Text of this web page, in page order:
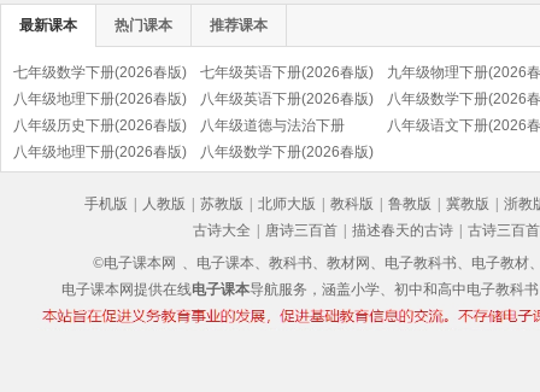
最新课本 热门课本 推荐课本
七年级数学下册(2026春版) 七年级英语下册(2026春版)
九年级物理下册(2026
八年级地理下册(2026春版)
八年级英语下册(2026春版)
八年级数学下册(2026
八年级历史下册(2026春版)
(部编版)
八年级道德与法治下册
(2026春版)(部编版)
八年级语文下册(2026
八年级地理下册(2026春版) 八年级数学下册(2026春版)
手机版 人教版 苏教版 北师大版 教科版 鲁教版 冀教版
浙教
古诗大全
唐诗三百首 描述春天的古诗
古诗三百首
©电子课本网 、电子课本、教科书、教材网、电子教科书、电子教材
电子课本网提供在线电子课本导航服务，涵盖小学、初中和高中电子教科